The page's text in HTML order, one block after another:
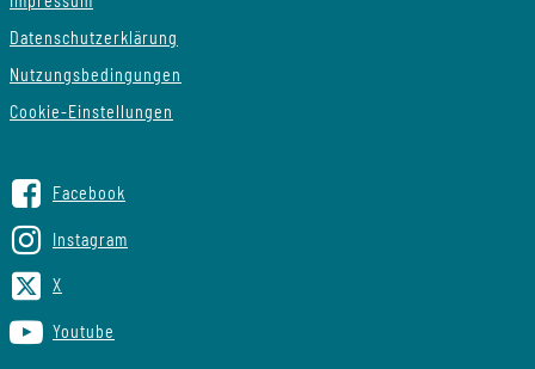
Datenschutzerklärung
Nutzungsbedingungen
Cookie-Einstellungen
Facebook
Instagram
X
Youtube